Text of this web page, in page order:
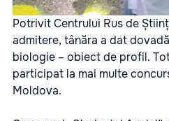
Potrivit Centrului Rus de
admitere, tânăra a dat
biologie – obiect de profil.
participat la mai multe
Moldova.